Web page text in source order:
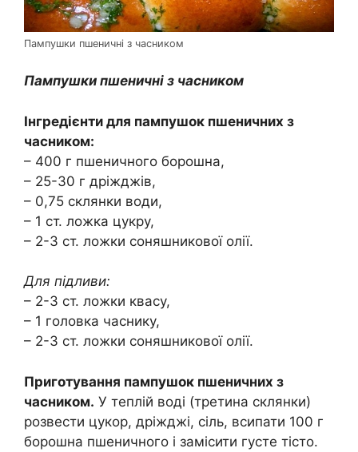
Пампушки пшеничні з часником
Пампушки пшеничні з часником
Інгредієнти для пампушок пшеничних з
часником:
– 400 г пшеничного борошна,
– 25-30 г дріжджів,
– 0,75 склянки води,
– 1 ст. ложка цукру,
– 2-3 ст. ложки соняшникової олії.
Для підливи:
– 2-3 ст. ложки квасу,
– 1 головка часнику,
– 2-3 ст. ложки соняшникової олії.
Приготування пампушок пшеничних з
часником. У теплій воді (третина склянки)
розвести цукор, дріжджі, сіль, всипати 100 г
борошна пшеничного і замісити густе тісто.